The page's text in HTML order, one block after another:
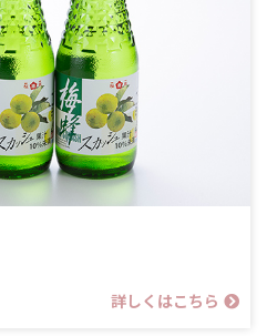
詳しくはこちら